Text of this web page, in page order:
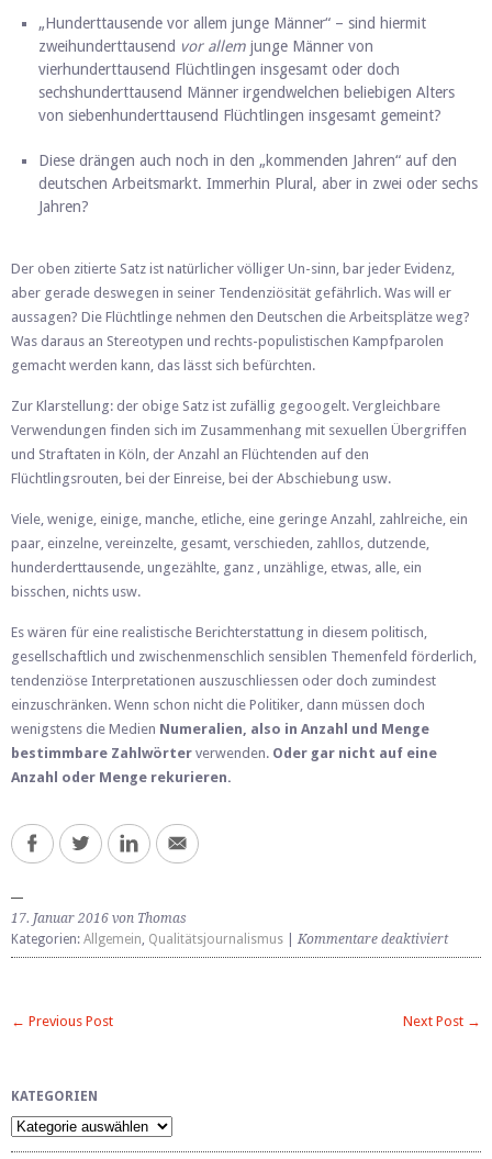
„Hunderttausende vor allem junge Männer“ – sind hiermit
zweihunderttausend vor allem junge Männer von
vierhunderttausend Flüchtlingen insgesamt oder doch
sechshunderttausend Männer irgendwelchen beliebigen Alters
von siebenhunderttausend Flüchtlingen insgesamt gemeint?
Diese drängen auch noch in den „kommenden Jahren“ auf den
deutschen Arbeitsmarkt. Immerhin Plural, aber in zwei oder sechs
Jahren?
Der oben zitierte Satz ist natürlicher völliger Un-sinn, bar jeder Evidenz,
aber gerade deswegen in seiner Tendenziösität gefährlich. Was will er
aussagen? Die Flüchtlinge nehmen den Deutschen die Arbeitsplätze weg?
Was daraus an Stereotypen und rechts-populistischen Kampfparolen
gemacht werden kann, das lässt sich befürchten.
Zur Klarstellung: der obige Satz ist zufällig gegoogelt. Vergleichbare
Verwendungen finden sich im Zusammenhang mit sexuellen Übergriffen
und Straftaten in Köln, der Anzahl an Flüchtenden auf den
Flüchtlingsrouten, bei der Einreise, bei der Abschiebung usw.
Viele, wenige, einige, manche, etliche, eine geringe Anzahl, zahlreiche, ein
paar, einzelne, vereinzelte, gesamt, verschieden, zahllos, dutzende,
hunderderttausende, ungezählte, ganz , unzählige, etwas, alle, ein
bisschen, nichts usw.
Es wären für eine realistische Berichterstattung in diesem politisch,
gesellschaftlich und zwischenmenschlich sensiblen Themenfeld förderlich,
tendenziöse Interpretationen auszuschliessen oder doch zumindest
einzuschränken. Wenn schon nicht die Politiker, dann müssen doch
wenigstens die Medien Numeralien, also in Anzahl und Menge
bestimmbare Zahlwörter verwenden. Oder gar nicht auf eine
Anzahl oder Menge rekurieren.
17. Januar 2016 von Thomas
Kategorien: Allgemein, Qualitätsjournalismus Kommentare deaktiviertfür
Mit
← Previous Post Next Post →
KATEGORIEN
Kategorien